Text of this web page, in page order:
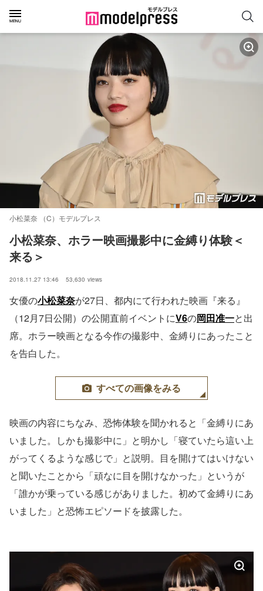
小松菜奈 （C）モデルプレス
小松菜奈、ホラー映画撮影中に金縛り体験＜
来る＞
2018.11.27 13:46 53,630 views
女優の小松菜奈が27日、都内にて行われた映画『来る』
（12月7日公開）の公開直前イベントにV6の岡田准一と出
席。ホラー映画となる今作の撮影中、金縛りにあったこと
を告白した。
すべての画像をみる
映画の内容にちなみ、恐怖体験を聞かれると「金縛りにあ
いました。しかも撮影中に」と明かし「寝ていたら這い上
がってくるような感じで」と説明。目を開けてはいけない
と聞いたことから「頑なに目を開けなかった」というが
「誰かが乗っている感じがありました。初めて金縛りにあ
いました」と恐怖エピソードを披露した。